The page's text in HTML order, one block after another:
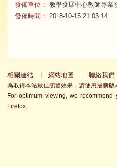
發佈單位： 教學發展中心教師專業
發佈時間：
2018-10-15 21:03:14
相關連結 網站地圖 聯絡我們
為取得本站最佳瀏覽效果，請使用最新版
For optimum viewing, we
Firefox.